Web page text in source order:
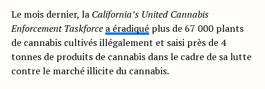
Le mois dernier, la California’s United Cannabis
Enforcement Taskforce a éradiquéplus de 67 000 plants
de cannabis cultivés illégalement et saisi près de 4
tonnes de produits de cannabis dans le cadre de sa lutte
contre le marché illicite du cannabis.